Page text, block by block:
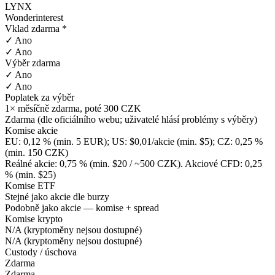
LYNX
Wonderinterest
Vklad zdarma *
✓ Ano
✓ Ano
Výběr zdarma
✓ Ano
✓ Ano
Poplatek za výběr
1× měsíčně zdarma, poté 300 CZK
Zdarma (dle oficiálního webu; uživatelé hlásí problémy s výběry)
Komise akcie
EU: 0,12 % (min. 5 EUR); US: $0,01/akcie (min. $5); CZ: 0,25 %
(min. 150 CZK)
Reálné akcie: 0,75 % (min. $20 / ~500 CZK). Akciové CFD: 0,25
% (min. $25)
Komise ETF
Stejné jako akcie dle burzy
Podobně jako akcie — komise + spread
Komise krypto
N/A (kryptoměny nejsou dostupné)
N/A (kryptoměny nejsou dostupné)
Custody / úschova
Zdarma